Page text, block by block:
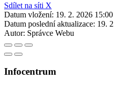
Sdílet na síti X
Datum vložení: 19. 2. 2026 15:00
Datum poslední aktualizace: 19.
Autor: Správce Webu
Infocentrum